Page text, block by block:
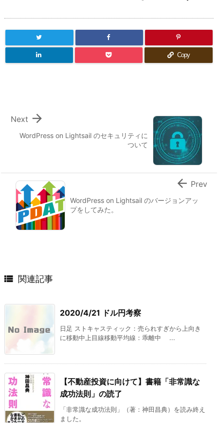
Copy
WordPress on Lightsail のセキュリティに
ついて

Next
WordPress on Lightsail のバージョンアッ
プをしてみた。
 Prev
 関連記事
2020/4/21 ドル円考察
日足 ストキャスティック：売られすぎから上向き
に移動中上目線移動平均線：乖離中 ...
【不動産投資に向けて】書籍「非常識な
成功法則」の読了
「非常識な成功法則」（著：神田昌典）を読み終え
ました。